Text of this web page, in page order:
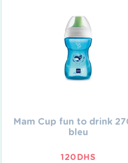
Mam Cup fun to drink
bleu
120 DHS